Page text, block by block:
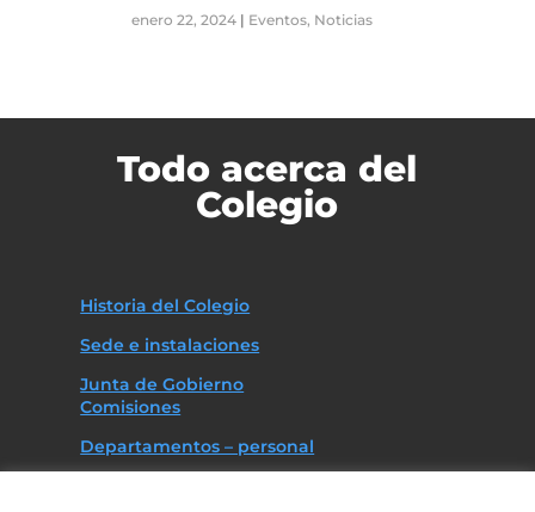
enero 22, 2024| Eventos, Noticias
Todo acerca del
Colegio
Historia del Colegio
Sede e instalaciones
Junta de Gobierno
Comisiones
Departamentos – personal